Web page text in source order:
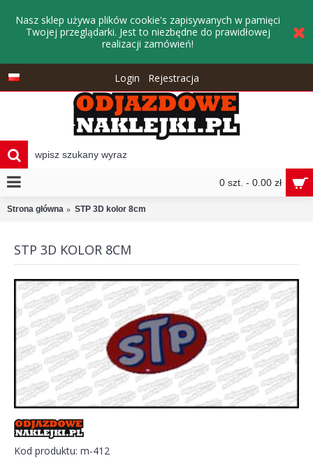
Nasz sklep używa plików cookie's zapisywanych w pamięci
Twojej przeglądarki. Jest to niezbędne do prawidłowej
realizacji zamówień!
Login Rejestracja
0 szt. - 0.00 zł
Strona główna STP 3D kolor 8cm
STP 3D KOLOR 8CM
Kod produktu: m-412